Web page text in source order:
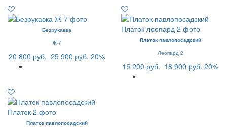
Безрукавка
Ж-7
20 800 руб. 25 900 руб. 20%
Платок павлопосадский
Леопард 2
15 200 руб. 18 900 руб. 20%
Платок павлопосадский